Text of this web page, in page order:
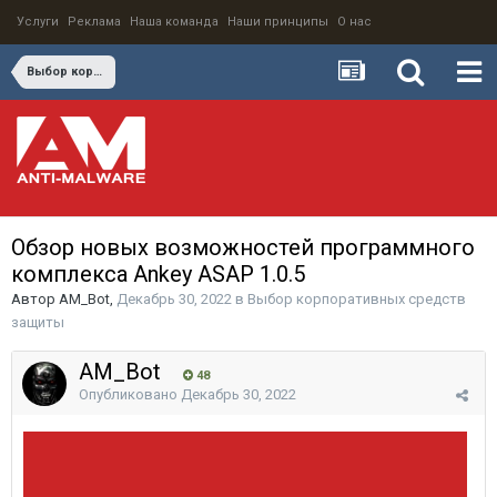
Услуги Реклама Наша команда Наши принципы О нас
Выбор корпоративных средств защиты
Обзор новых возможностей программного
комплекса Ankey ASAP 1.0.5
Автор AM_Bot, Декабрь 30, 2022 в Выбор корпоративных средств
защиты
AM_Bot 48
Опубликовано Декабрь 30, 2022